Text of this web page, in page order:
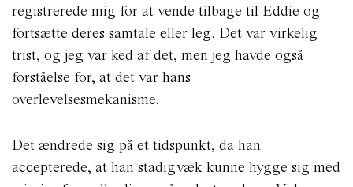
registrerede mig for at vende tilbage til Eddie og
fortsætte deres samtale eller leg. Det var virkelig
trist, og jeg var ked af det, men jeg havde også
forståelse for, at det var hans
overlevelsesmekanisme.
Det ændrede sig på et tidspunkt, da han
accepterede, at han stadigvæk kunne hygge sig med